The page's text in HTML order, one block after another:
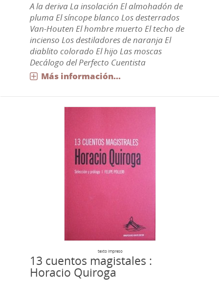
A la deriva La insolación El almohadón de
pluma El síncope blanco Los desterrados
Van-Houten El hombre muerto El techo de
incienso Los destiladores de naranja El
diablito colorado El hijo Las moscas
Decálogo del Perfecto Cuentista
Más información...
texto impreso
13 cuentos magistales :
Horacio Quiroga